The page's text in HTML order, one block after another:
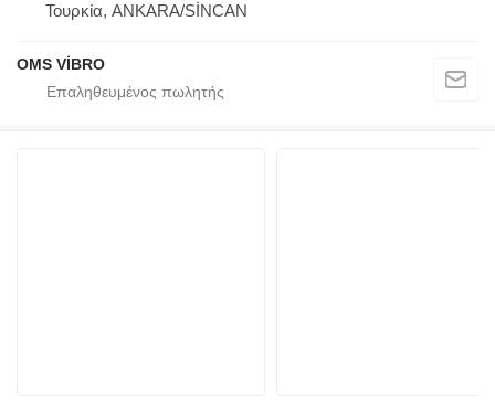
Τουρκία, ANKARA/SİNCAN
OMS VİBRO